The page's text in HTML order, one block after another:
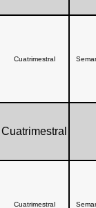
Cuatrimestral
Cuatrimestral
Cuatrimestral